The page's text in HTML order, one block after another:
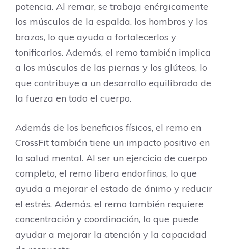
potencia. Al remar, se trabaja enérgicamente
los músculos de la espalda, los hombros y los
brazos, lo que ayuda a fortalecerlos y
tonificarlos. Además, el remo también implica
a los músculos de las piernas y los glúteos, lo
que contribuye a un desarrollo equilibrado de
la fuerza en todo el cuerpo.
Además de los beneficios físicos, el remo en
CrossFit también tiene un impacto positivo en
la salud mental. Al ser un ejercicio de cuerpo
completo, el remo libera endorfinas, lo que
ayuda a mejorar el estado de ánimo y reducir
el estrés. Además, el remo también requiere
concentración y coordinación, lo que puede
ayudar a mejorar la atención y la capacidad